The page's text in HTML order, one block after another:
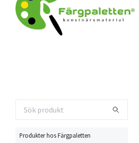
Produkter hos Färgpaletten